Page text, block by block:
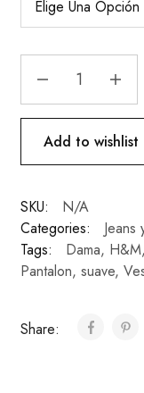
Add to wishlist
SKU:
N/A
Categories:
Jeans
Tags:
Dama, H&M,
Pantalon, suave,
Share: